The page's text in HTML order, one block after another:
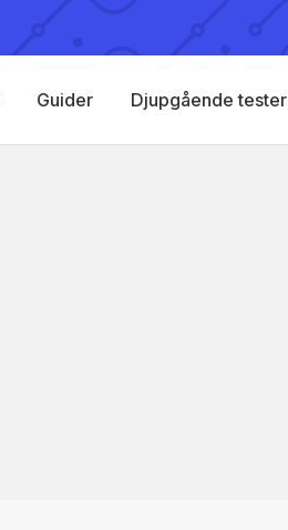
Guider Djupgående tester